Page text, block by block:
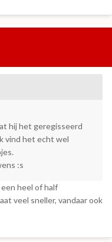
hij het geregisseerd
vind het echt wel
:s
heel of half
veel sneller, vandaar ook